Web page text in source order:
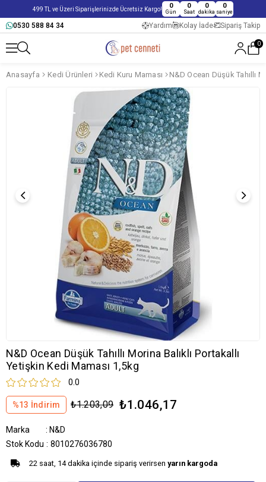
499 TL ve Üzeri Siparişlerinizde Ücretsiz Kargo! 0
Gün
0
Saat
0
dakika
0
saniye
0530 588 84 34 Yardım Kolay İade Sipariş Takip
0
Anasayfa Kedi Ürünleri Kedi Kuru Maması
N&D Ocean Düşük Tahıllı Morina Balıklı Portakallı
Yetişkin Kedi Maması 1,5kg
0.0
%13 İndirim ₺1.203,09 ₺1.046,17
Marka : N&D
Stok Kodu
8010276036780
22 saat, 14 dakika içinde sipariş verirsen yarın kargoda